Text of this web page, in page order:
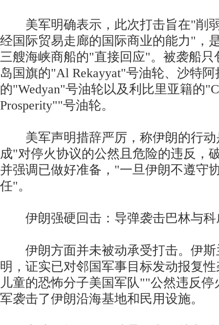
美军明确表示，此次打击旨在"削
经国际贸易走廊的国际商业的能力"，
三艘海峡商船的"直接回应"。被袭船只
岛国旗的"Al Rekayyat"号油轮、沙特阿
的"Wedyan"号油轮以及利比里亚籍的
Prosperity""号油轮。
美军声明措辞严厉，称伊朗的行动
成"对停火协议的公然且危险的违反，
并强调已做好准备，"一旦伊朗不遵守
任"。
伊朗强硬回击：导弹袭击巴林与科
伊朗方面并未被动承受打击。伊斯
明，证实已对邻国军事目标发动报复
儿童的恐怖分子美国军队""公然违反
军袭击了伊朗沿海基地和民用设施。